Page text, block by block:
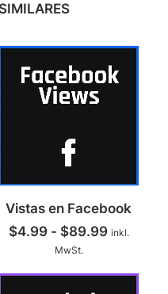
SELECCIONAR OPCIONES
producto
tiene
múltiples
variantes.
Vistas en Facebook
$4.99 - $89.99 Rango
desde
inkl.
MwSt.